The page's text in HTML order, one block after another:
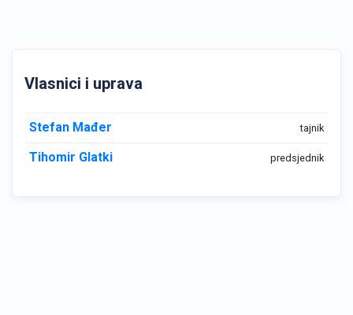
Vlasnici i uprava
Stefan Mađer tajnik
Tihomir Glatki predsjednik